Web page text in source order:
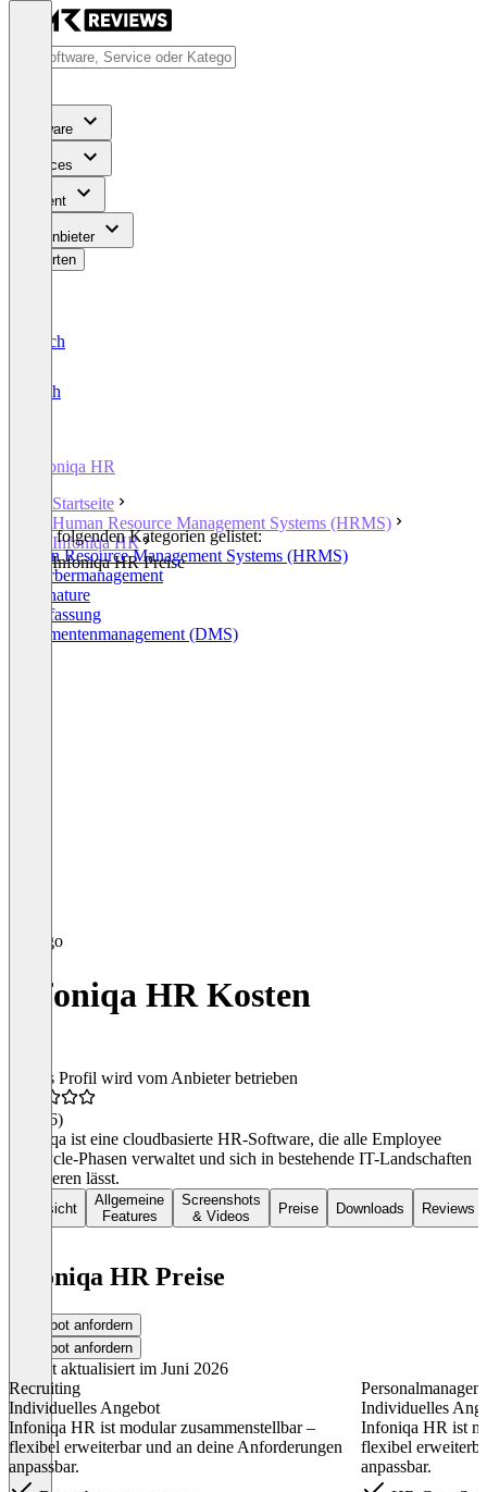
Software
Services
Content
Für Anbieter
Bewerten
Deutsch
English
Infoniqa HR
Startseite
Human Resource Management Systems (HRMS)
Infoniqa HR
Infoniqa HR Preise
In den folgenden Kategorien gelistet:
Human Resource Management Systems (HRMS)
Bewerbermanagement
E-Signature
Zeiterfassung
Dokumentenmanagement (DMS)
Infoniqa HR Kosten
Dieses Profil wird vom Anbieter betrieben
(46)
Infoniqa ist eine cloudbasierte HR-Software, die alle Employee
Lifecycle-Phasen verwaltet und sich in bestehende IT-Landschaften
integrieren lässt.
Übersicht
Allgemeine
Features
Screenshots
& Videos
Preise Downloads Reviews
Infoniqa HR Preise
Angebot anfordern
Angebot anfordern
Zuletzt aktualisiert im Juni 2026
Recruiting
Individuelles Angebot
Infoniqa HR ist modular zusammenstellbar –
flexibel erweiterbar und an deine Anforderungen
anpassbar.
Individuelles
Infoniqa HR ist
flexibel
anpassbar.